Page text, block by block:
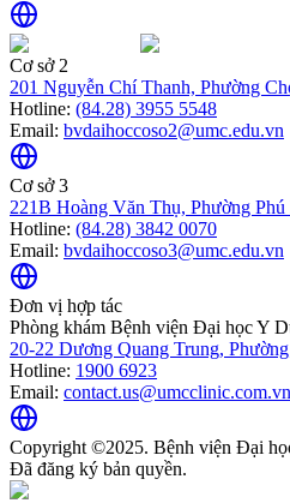
Cơ sở 2
201 Nguyễn Chí Thanh, Phường
Hotline: (84.28) 3955 5548
Email: bvdaihoccoso2@umc.edu.vn
Cơ sở 3
221B Hoàng Văn Thụ, Phường
Hotline: (84.28) 3842 0070
Email: bvdaihoccoso3@umc.edu.vn
Đơn vị hợp tác
Phòng khám Bệnh viện Đại học Y
20-22 Dương Quang Trung,
Hotline: 1900 6923
Email: contact.us@umcclinic.com.vn
Copyright ©2025. Bệnh viện Đại
Đã đăng ký bản quyền.